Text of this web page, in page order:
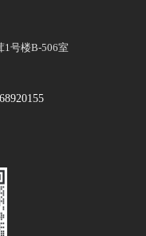
1号楼B-506室